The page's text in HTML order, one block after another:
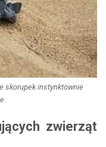
skorupek instynktownie
zwierząt